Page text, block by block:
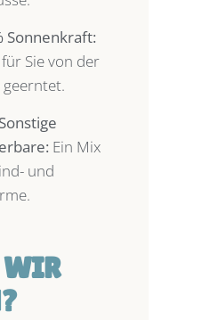
Sonnenkraft:
Sie von der
geerntet.
Ein Mix
und